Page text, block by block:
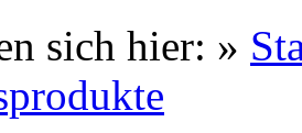
sich hier: »